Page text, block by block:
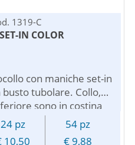
1319-C
IN COLOR
con maniche set-in
tubolare. Collo,
sono in costina
felpato dona un
Personalizzabile con
24 pz
54 pz
10,50 € 9,88